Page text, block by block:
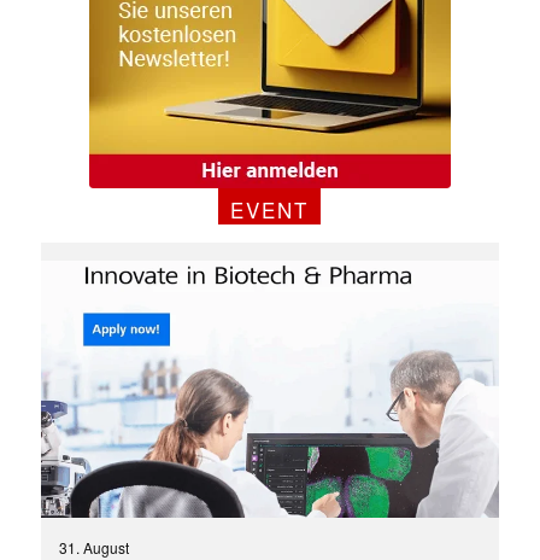
✕
EVENT
31. August